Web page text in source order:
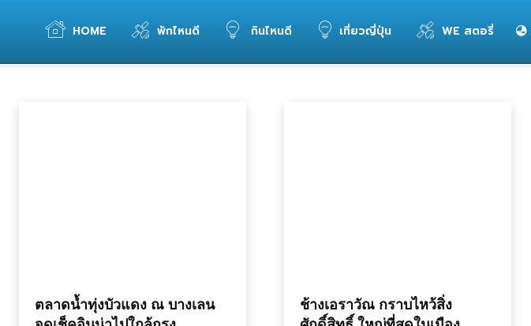
WELOVETOGO
HOME พักไหนดี กินไหนดี เที่ยวญี่ปุ่น WE สตอรี่
ที่เที่ยว กรุงเทพและปริมณฑล
ตลาดน้ำทุ่งบัวแดง ณ บางเลน
ช้างเอราวัณ กราบไหว้สิ่ง